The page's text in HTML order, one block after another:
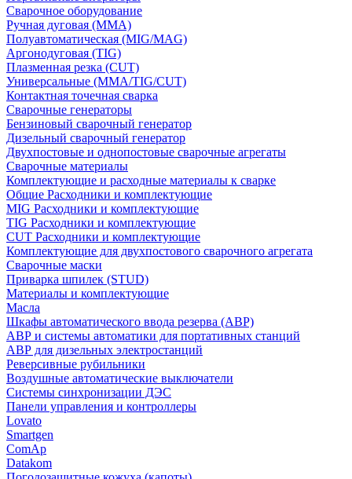
Сварочное оборудование
Ручная дуговая (MMA)
Полуавтоматическая (MIG/MAG)
Аргонодуговая (TIG)
Плазменная резка (CUT)
Универсальные (MMA/TIG/CUT)
Контактная точечная сварка
Сварочные генераторы
Бензиновый сварочный генератор
Дизельный сварочный генератор
Двухпостовые и однопостовые сварочные агрегаты
Сварочные материалы
Комплектующие и расходные материалы к сварке
Общие Расходники и комплектующие
MIG Расходники и комплектующие
TIG Расходники и комплектующие
CUT Расходники и комплектующие
Комплектующие для двухпостового сварочного агрегата
Сварочные маски
Приварка шпилек (STUD)
Материалы и комплектующие
Масла
Шкафы автоматического ввода резерва (АВР)
АВР и системы автоматики для портативных станций
АВР для дизельных электростанций
Реверсивные рубильники
Воздушные автоматические выключатели
Системы синхронизации ДЭС
Панели управления и контроллеры
Lovato
Smartgen
ComAp
Datakom